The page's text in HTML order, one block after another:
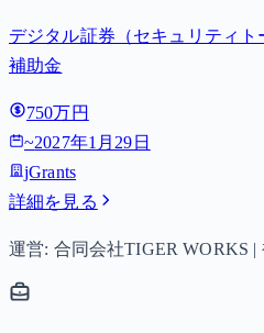
デジタル証券（セキュリティ
補助金
750万円
~2027年1月29日
jGrants
詳細を見る
運営: 合同会社TIGER WORKS